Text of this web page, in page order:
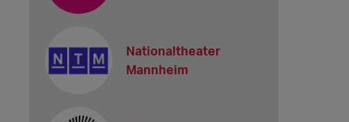
Nationaltheater
Mannheim